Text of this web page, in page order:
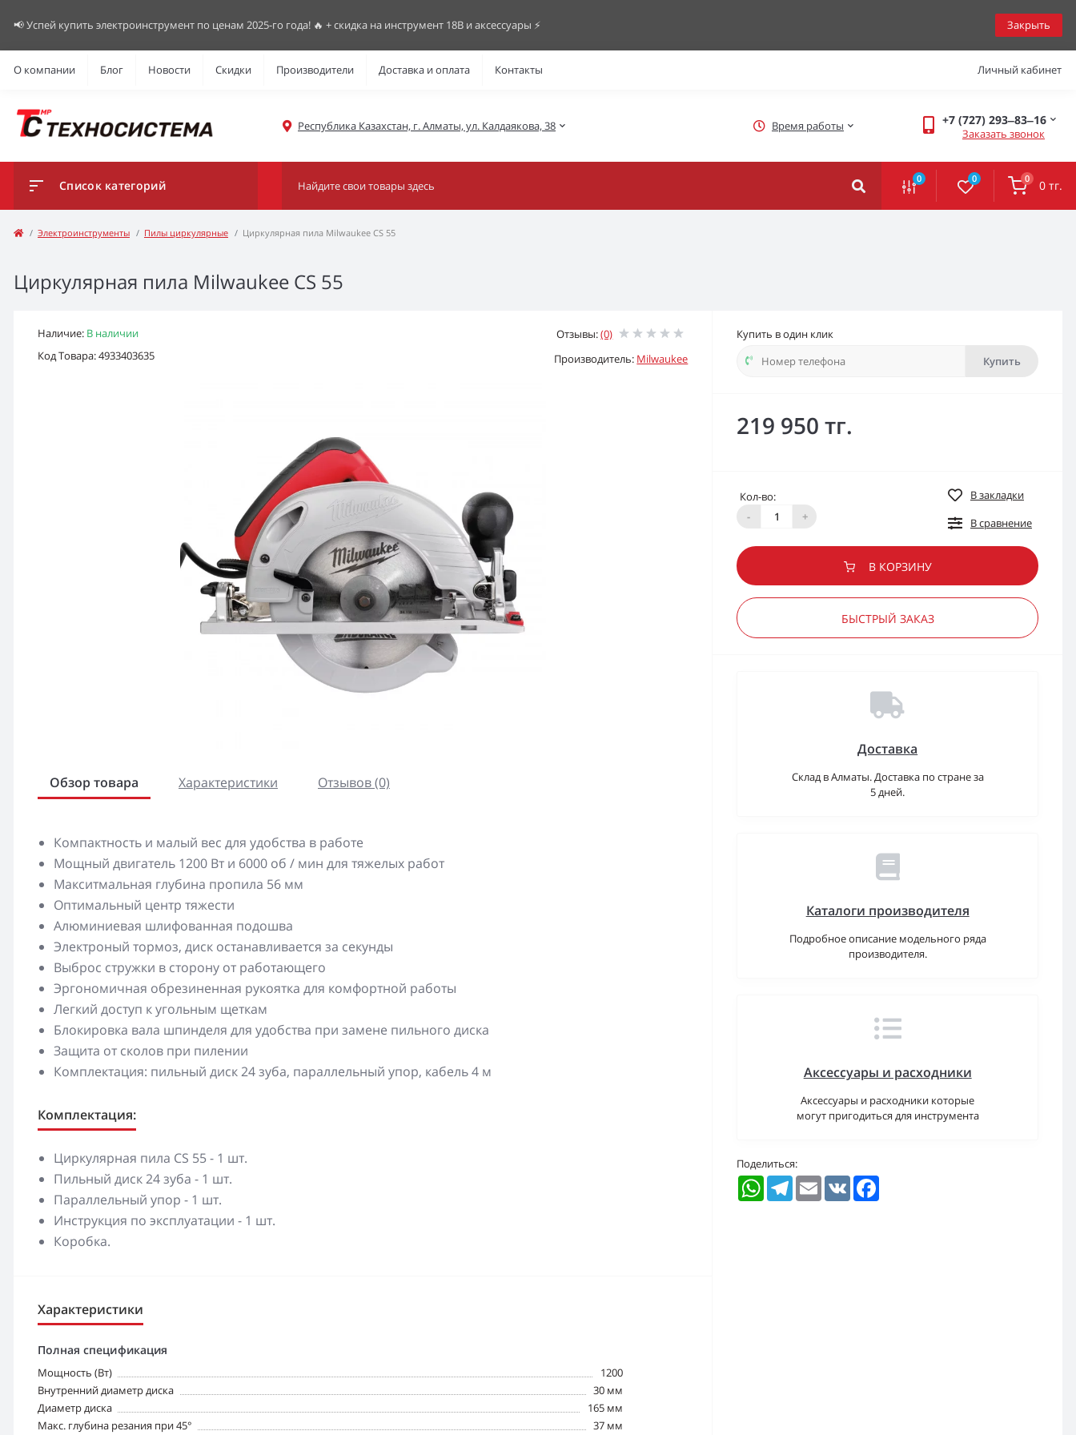
📢 Успей купить электроинструмент по ценам 2025-го года! 🔥 + скидка на инструмент 18В и аксессуары ⚡️ Закрыть
О компании Блог Новости Скидки Производители Доставка и оплата Контакты Личный кабинет
Республика Казахстан, г. Алматы, ул. Калдаякова, 38 Время работы +7 (727) 293‒83‒16
Заказать звонок
Список категорий 0 0 0 0 тг.
Электроинструменты Пилы циркулярные Циркулярная пила Milwaukee CS 55
Циркулярная пила Milwaukee CS 55
Наличие: В наличии
Код Товара: 4933403635
Отзывы:(0)
Производитель: Milwaukee
Обзор товара Характеристики Отзывов (0)
Компактность и малый вес для удобства в работе
Мощный двигатель 1200 Вт и 6000 об / мин для тяжелых работ
Макситмальная глубина пропила 56 мм
Оптимальный центр тяжести
Алюминиевая шлифованная подошва
Электроный тормоз, диск останавливается за секунды
Выброс стружки в сторону от работающего
Эргономичная обрезиненная рукоятка для комфортной работы
Легкий доступ к угольным щеткам
Блокировка вала шпинделя для удобства при замене пильного диска
Защита от сколов при пилении
Комплектация: пильный диск 24 зуба, параллельный упор, кабель 4 м
Комплектация:
Циркулярная пила CS 55 - 1 шт.
Пильный диск 24 зуба - 1 шт.
Параллельный упор - 1 шт.
Инструкция по эксплуатации - 1 шт.
Коробка.
Характеристики
Полная спецификация
Мощность (Вт)
1200
Внутренний диаметр диска
30 мм
Диаметр диска
165 мм
Макс. глубина резания при 45°
37 мм
Купить в один клик
Купить
219 950 тг.
Кол-во:
-
+
В закладки
В сравнение
В КОРЗИНУ
БЫСТРЫЙ ЗАКАЗ
Доставка
Склад в Алматы. Доставка по стране за
5 дней.
Каталоги производителя
Подробное описание модельного ряда
производителя.
Аксессуары и расходники
Аксессуары и расходники которые
могут пригодиться для инструмента
Поделиться:
WhatsAppTelegramEmail VK